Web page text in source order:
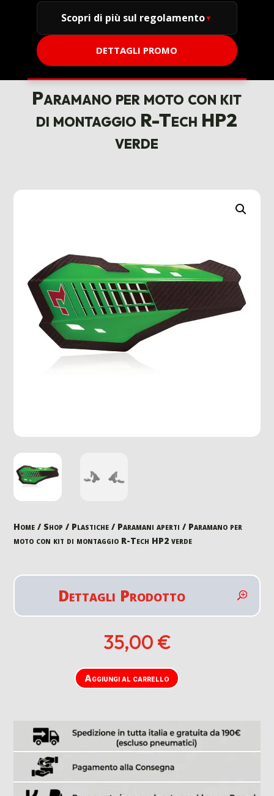
Scopri di più sul regolamento
DETTAGLI PROMO
Paramano per moto con kit
di montaggio R-Tech HP2
verde
Home / Shop / Plastiche / Paramani aperti / Paramano per
moto con kit di montaggio R-Tech HP2 verde
Dettagli Prodotto
35,00 €
Aggiungi al carrello